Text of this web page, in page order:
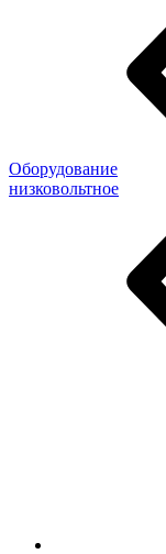
Оборудование
низковольтное